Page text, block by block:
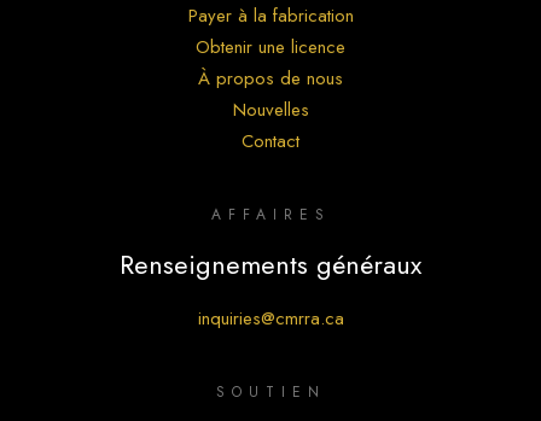
Payer à la fabrication
Obtenir une licence
À propos de nous
Nouvelles
Contact
AFFAIRES
Renseignements généraux
inquiries@cmrra.ca
SOUTIEN